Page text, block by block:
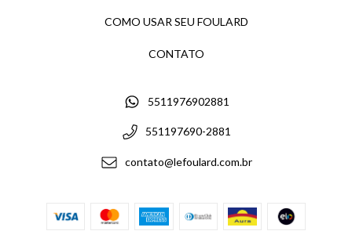
COMO USAR SEU FOULARD
CONTATO
5511976902881
551197690-2881
contato@lefoulard.com.br